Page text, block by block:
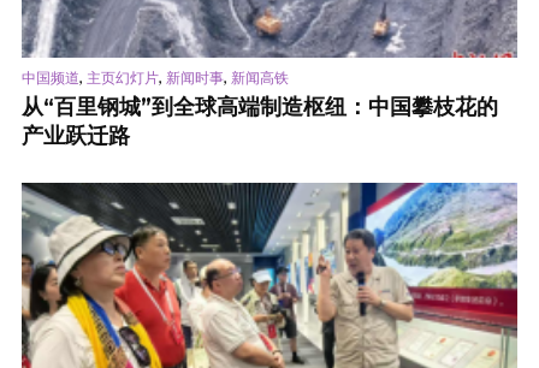
中国频道, 主页幻灯片, 新闻时事, 新闻高铁
从“百里钢城”到全球高端制造枢纽：中国攀枝花的
产业跃迁路